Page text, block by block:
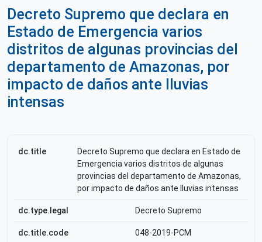
Decreto Supremo que declara en
Estado de Emergencia varios
distritos de algunas provincias del
departamento de Amazonas, por
impacto de daños ante lluvias
intensas
dc.title
Decreto Supremo que declara en Estado de
Emergencia varios distritos de algunas
provincias del departamento de Amazonas,
por impacto de daños ante lluvias intensas
dc.type.legal Decreto Supremo
dc.title.code 048-2019-PCM